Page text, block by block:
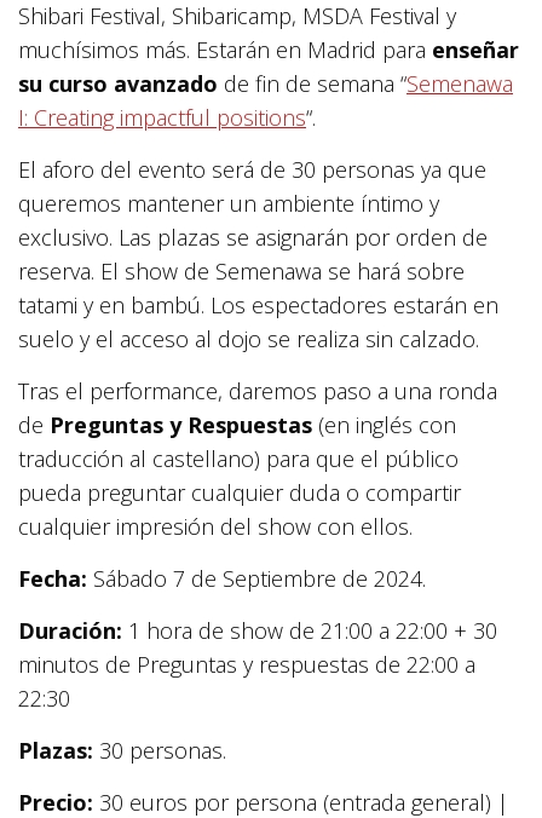
Shibari Festival, Shibaricamp, MSDA Festival y
muchísimos más. Estarán en Madrid para enseñar
su curso avanzado de fin de semana “Semenawa
I: Creating impactful positions“.
El aforo del evento será de 30 personas ya que
queremos mantener un ambiente íntimo y
exclusivo. Las plazas se asignarán por orden de
reserva. El show de Semenawa se hará sobre
tatami y en bambú. Los espectadores estarán en
suelo y el acceso al dojo se realiza sin calzado.
Tras el performance, daremos paso a una ronda
de Preguntas y Respuestas (en inglés con
traducción al castellano) para que el público
pueda preguntar cualquier duda o compartir
cualquier impresión del show con ellos.
Fecha: Sábado 7 de Septiembre de 2024.
Duración: 1 hora de show de 21:00 a 22:00 + 30
minutos de Preguntas y respuestas de 22:00 a
22:30
Plazas: 30 personas.
Precio: 30 euros por persona (entrada general) |